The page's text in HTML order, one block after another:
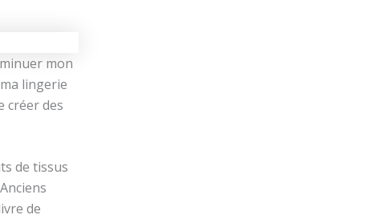
mon
lingerie
créer des
de tissus
de